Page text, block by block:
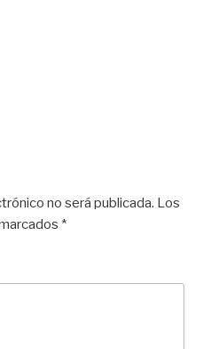
no será publicada. Los
*